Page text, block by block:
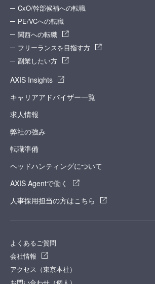
CxO/幹部候補への転職
PE/VCへの転職
関西への転職
フリーランスを目指す方
副業したい方
AXIS Insights
キャリアアドバイザー一覧
求人情報
弊社の強み
転職準備
ヘッドハンティングについて
AXIS Agentで働く
人事採用担当の方はこちら
よくあるご質問
会社情報
アクセス（東京本社）